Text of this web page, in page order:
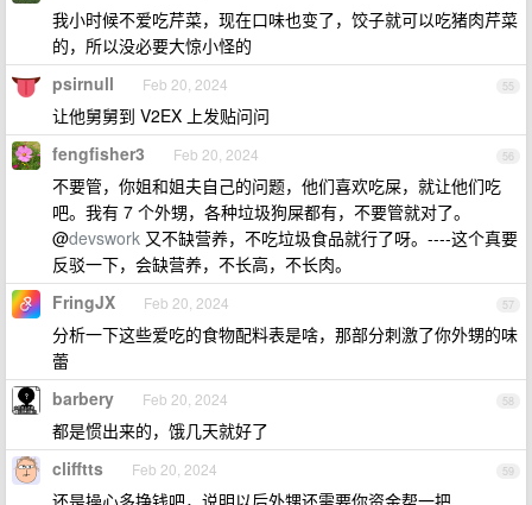
我小时候不爱吃芹菜，现在口味也变了，饺子就可以吃猪肉芹菜
的，所以没必要大惊小怪的
55
psirnull Feb 20, 2024
让他舅舅到 V2EX 上发贴问问
56
fengfisher3 Feb 20, 2024
不要管，你姐和姐夫自己的问题，他们喜欢吃屎，就让他们吃
吧。我有 7 个外甥，各种垃圾狗屎都有，不要管就对了。
@devswork 又不缺营养，不吃垃圾食品就行了呀。----这个真要
反驳一下，会缺营养，不长高，不长肉。
57
FringJX Feb 20, 2024
分析一下这些爱吃的食物配料表是啥，那部分刺激了你外甥的味
蕾
58
barbery Feb 20, 2024
都是惯出来的，饿几天就好了
59
clifftts Feb 20, 2024
还是操心多挣钱吧，说明以后外甥还需要你资金帮一把